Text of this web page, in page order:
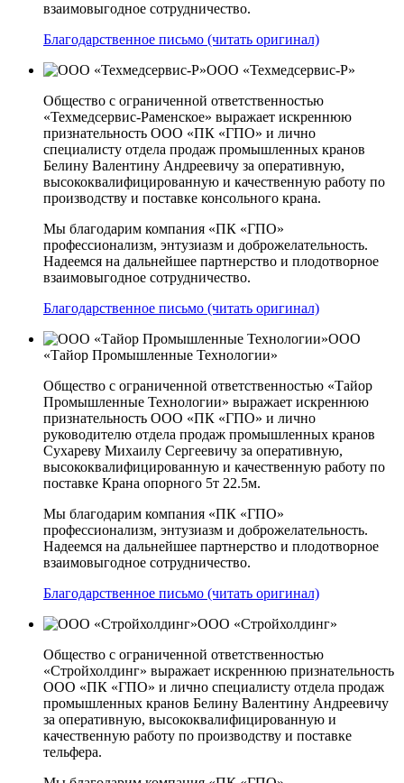
взаимовыгодное сотрудничество.
Благодарственное письмо (читать оригинал)
ООО «Техмедсервис-Р»
Общество с ограниченной ответственностью
«Техмедсервис-Раменское» выражает искреннюю
признательность ООО «ПК «ГПО» и лично
специалисту отдела продаж промышленных кранов
Белину Валентину Андреевичу за оперативную,
высококвалифицированную и качественную работу по
производству и поставке консольного крана.
Мы благодарим компания «ПК «ГПО»
профессионализм, энтузиазм и доброжелательность.
Надеемся на дальнейшее партнерство и плодотворное
взаимовыгодное сотрудничество.
Благодарственное письмо (читать оригинал)
ООО
«Тайор Промышленные Технологии»
Общество с ограниченной ответственностью «Тайор
Промышленные Технологии» выражает искреннюю
признательность ООО «ПК «ГПО» и лично
руководителю отдела продаж промышленных кранов
Сухареву Михаилу Сергеевичу за оперативную,
высококвалифицированную и качественную работу по
поставке Крана опорного 5т 22.5м.
Мы благодарим компания «ПК «ГПО»
профессионализм, энтузиазм и доброжелательность.
Надеемся на дальнейшее партнерство и плодотворное
взаимовыгодное сотрудничество.
Благодарственное письмо (читать оригинал)
ООО «Стройхолдинг»
Общество с ограниченной ответственностью
«Стройхолдинг» выражает искреннюю признательность
ООО «ПК «ГПО» и лично специалисту отдела продаж
промышленных кранов Белину Валентину Андреевичу
за оперативную, высококвалифицированную и
качественную работу по производству и поставке
тельфера.